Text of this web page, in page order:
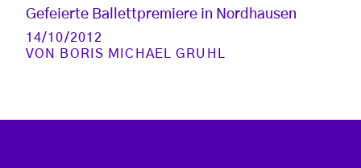
Gefeierte Ballettpremiere in Nordhausen
14/10/2012
VON
BORIS MICHAEL GRUHL